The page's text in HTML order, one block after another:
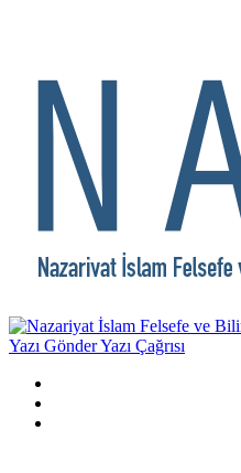
Yazı GönderYazı Çağrısı